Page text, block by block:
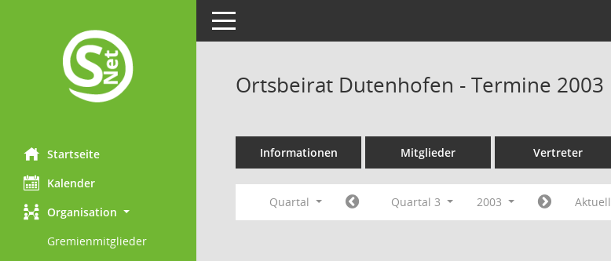
Startseite
Kalender
Organisation
Gremienmitglieder
Toggle navigation
Ortsbeirat Dutenhofen - Termine 2003
Informationen Mitglieder Vertreter
Quartal Quartal 3 2003 Aktuell